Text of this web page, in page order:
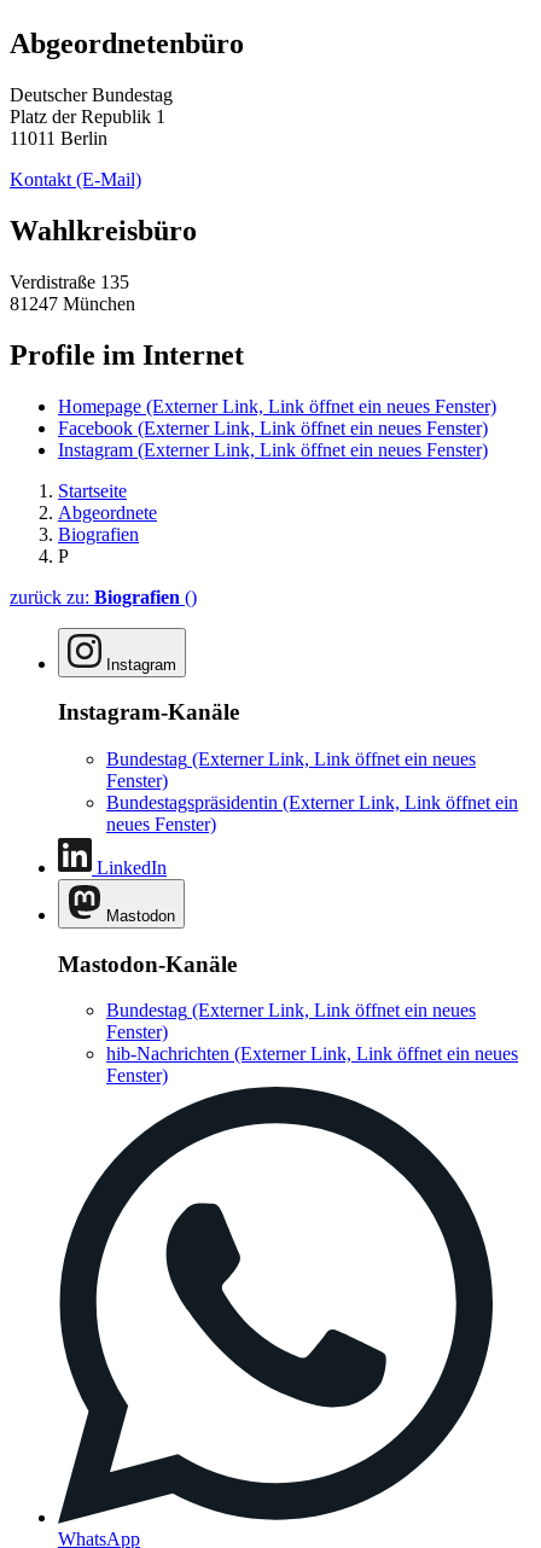
Abgeordnetenbüro
Deutscher Bundestag
Platz der Republik 1
11011 Berlin
Kontakt (E-Mail)
Wahlkreisbüro
Verdistraße 135
81247 München
Profile im Internet
Homepage (Externer Link, Link öffnet ein neues Fenster)
Facebook (Externer Link, Link öffnet ein neues Fenster)
Instagram (Externer Link, Link öffnet ein neues Fenster)
Startseite
Abgeordnete
Biografien
P
zurück zu: Biografien ()
Instagram
Instagram-Kanäle
Bundestag (Externer Link, Link öffnet ein neues
Fenster)
Bundestagspräsidentin (Externer Link, Link öffnet ein
neues Fenster)
LinkedIn
Mastodon
Mastodon-Kanäle
Bundestag (Externer Link, Link öffnet ein neues
Fenster)
hib-Nachrichten (Externer Link, Link öffnet ein neues
Fenster)
WhatsApp